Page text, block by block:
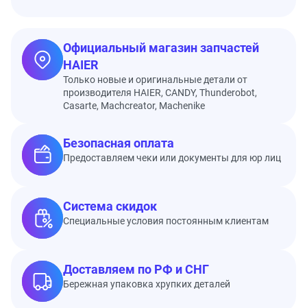
Официальный магазин запчастей
HAIER
Только новые и оригинальные детали от
производителя HAIER, CANDY, Thunderobot,
Casarte, Machcreator, Machenike
Безопасная оплата
Предоставляем чеки или документы для юр лиц
Система скидок
Специальные условия постоянным клиентам
Доставляем по РФ и СНГ
Бережная упаковка хрупких деталей